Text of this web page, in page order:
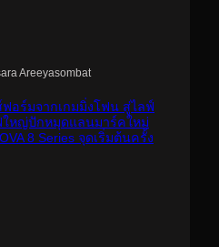
Areeyasombat
อร์มจากเกมมิ่งโฟน สู่ไลฟ์
ใหญ่ปักหมุดแลนมาร์คใหม่
8 Series จุดเริ่มต้นครั้ง